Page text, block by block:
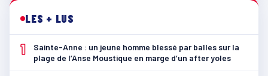
LES + LUS
1
Sainte-Anne : un jeune homme blessé par balles sur la
plage de l’Anse Moustique en marge d’un after yoles